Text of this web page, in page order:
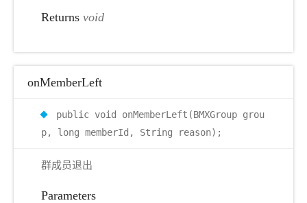
Returns void
onMemberLeft
public void onMemberLeft(BMXGroup grou
p, long memberId, String reason);
群成员退出
Parameters